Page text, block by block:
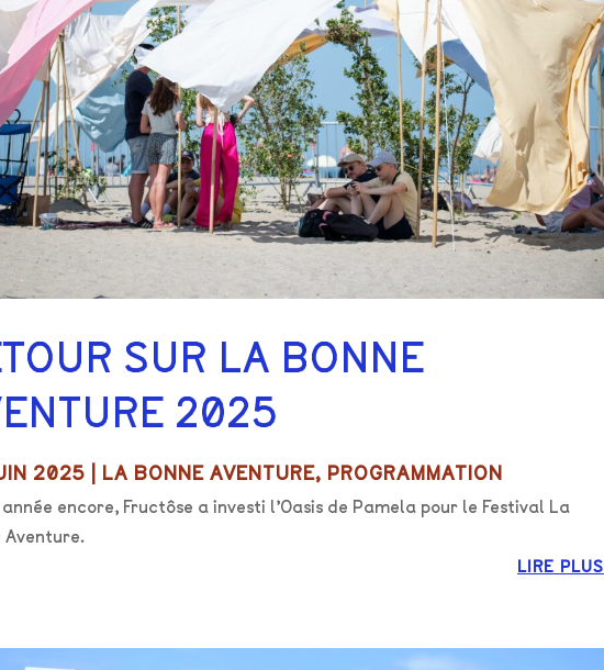
SUR LA BONNE
2025
2025 LA BONNE AVENTURE, PROGRAMMATION
encore, Fructôse a investi l’Oasis de Pamela pour le Festival La
Aventure.
LIRE PLUS